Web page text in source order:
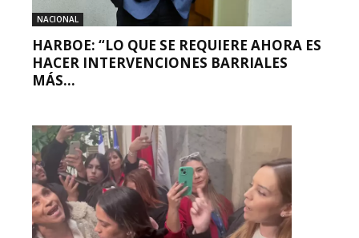
NACIONAL
HARBOE: “LO QUE SE REQUIERE AHORA ES
HACER INTERVENCIONES BARRIALES
MÁS...